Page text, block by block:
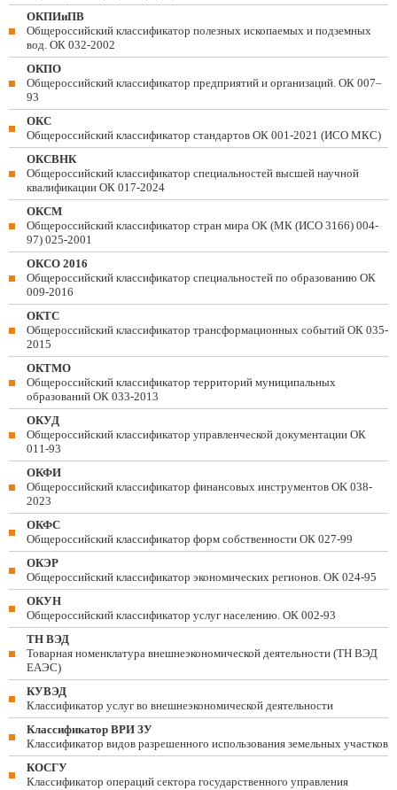
ОКПИиПВ
Общероссийский классификатор полезных ископаемых и подземных
вод. ОК 032-2002
ОКПО
Общероссийский классификатор предприятий и организаций. ОК 007–
93
ОКС
Общероссийский классификатор стандартов ОК 001-2021 (ИСО МКС)
ОКСВНК
Общероссийский классификатор специальностей высшей научной
квалификации ОК 017-2024
ОКСМ
Общероссийский классификатор стран мира ОК (МК (ИСО 3166) 004-
97) 025-2001
ОКСО 2016
Общероссийский классификатор специальностей по образованию ОК
009-2016
ОКТС
Общероссийский классификатор трансформационных событий ОК 035-
2015
ОКТМО
Общероссийский классификатор территорий муниципальных
образований ОК 033-2013
ОКУД
Общероссийский классификатор управленческой документации ОК
011-93
ОКФИ
Общероссийский классификатор финансовых инструментов OK 038-
2023
ОКФС
Общероссийский классификатор форм собственности ОК 027-99
ОКЭР
Общероссийский классификатор экономических регионов. ОК 024-95
ОКУН
Общероссийский классификатор услуг населению. ОК 002-93
ТН ВЭД
Товарная номенклатура внешнеэкономической деятельности (ТН ВЭД
ЕАЭС)
КУВЭД
Классификатор услуг во внешнеэкономической деятельности
Классификатор ВРИ ЗУ
Классификатор видов разрешенного использования земельных участков
КОСГУ
Классификатор операций сектора государственного управления